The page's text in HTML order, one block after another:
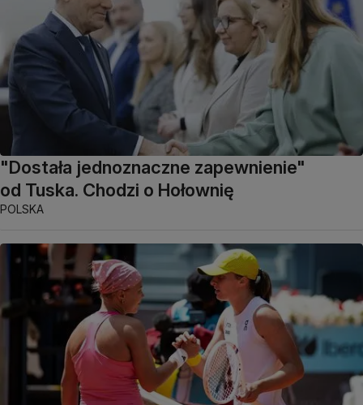
"Dostała jednoznaczne zapewnienie"
od Tuska. Chodzi o Hołownię
POLSKA